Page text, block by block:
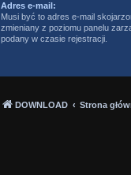
Adres e-mail:
Musi być to adres e-mail
zmieniany z poziomu panelu
podany w czasie rejestracji.
DOWNLOAD Strona